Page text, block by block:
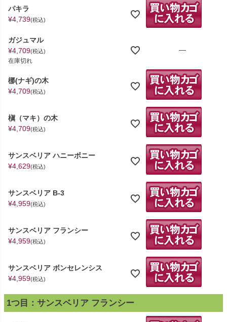
パキラ
¥4,739 税込
ガジュマル
¥4,709 税込
在庫切れ
—
梛(ナギ)の木
¥4,709 税込
槇（マキ）の木
¥4,709 税込
サンスベリア ハニーボニー
¥4,629 税込
サンスベリア B-3
¥4,959 税込
サンスベリア フランシー
¥4,959 税込
サンスベリア ボンセレンシス
¥4,959 税込
1つ目：サンスベリア フランシー